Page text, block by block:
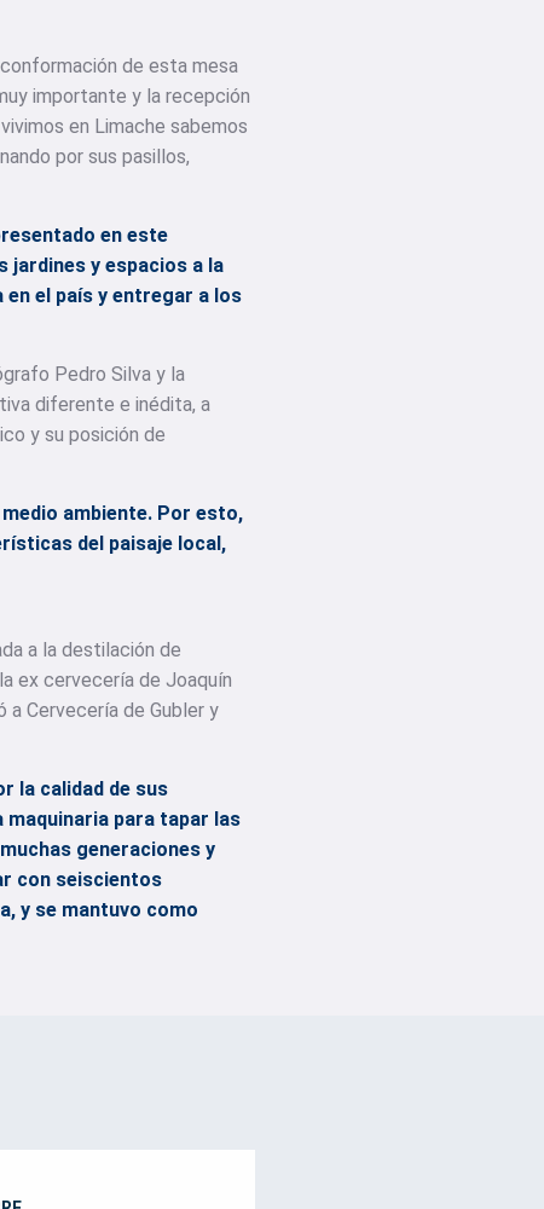
de esta mesa
importante y la recepción
en Limache sabemos
por sus pasillos,
en este
jardines y espacios a la
el país y entregar a los
Pedro Silva y la
diferente e inédita, a
y su posición de
ambiente. Por esto,
del paisaje local,
a la destilación de
ex cervecería de Joaquín
a Cervecería de Gubler y
la calidad de sus
para tapar las
generaciones y
con seiscientos
y se mantuvo como